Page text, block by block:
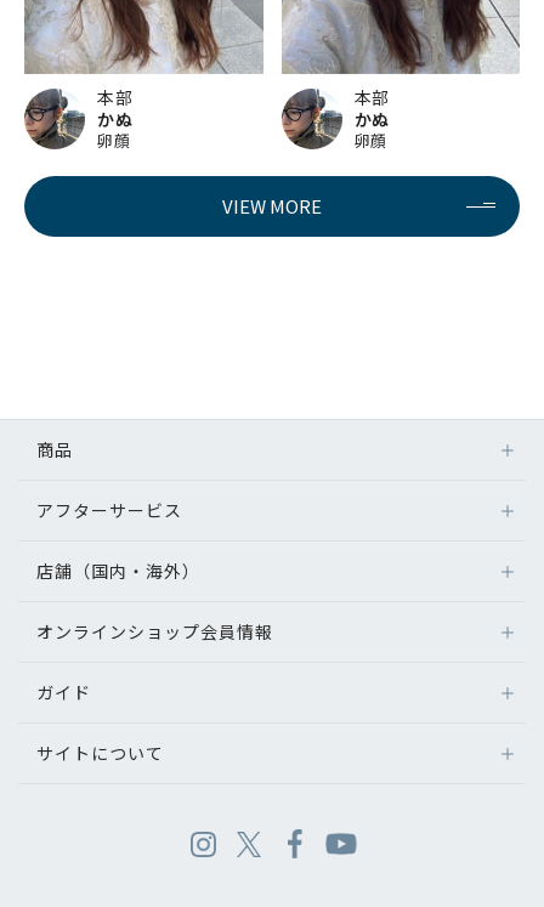
本部
かぬ
卵顔
本部
かぬ
卵顔
VIEW MORE
商品
アフターサービス
店舗（国内・海外）
オンラインショップ会員情報
ガイド
サイトについて